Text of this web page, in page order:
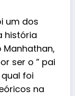
um dos
história
ser o ” pai
foi
na